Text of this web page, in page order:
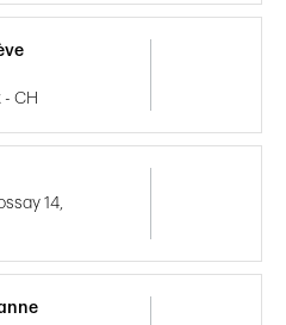
CH
14,